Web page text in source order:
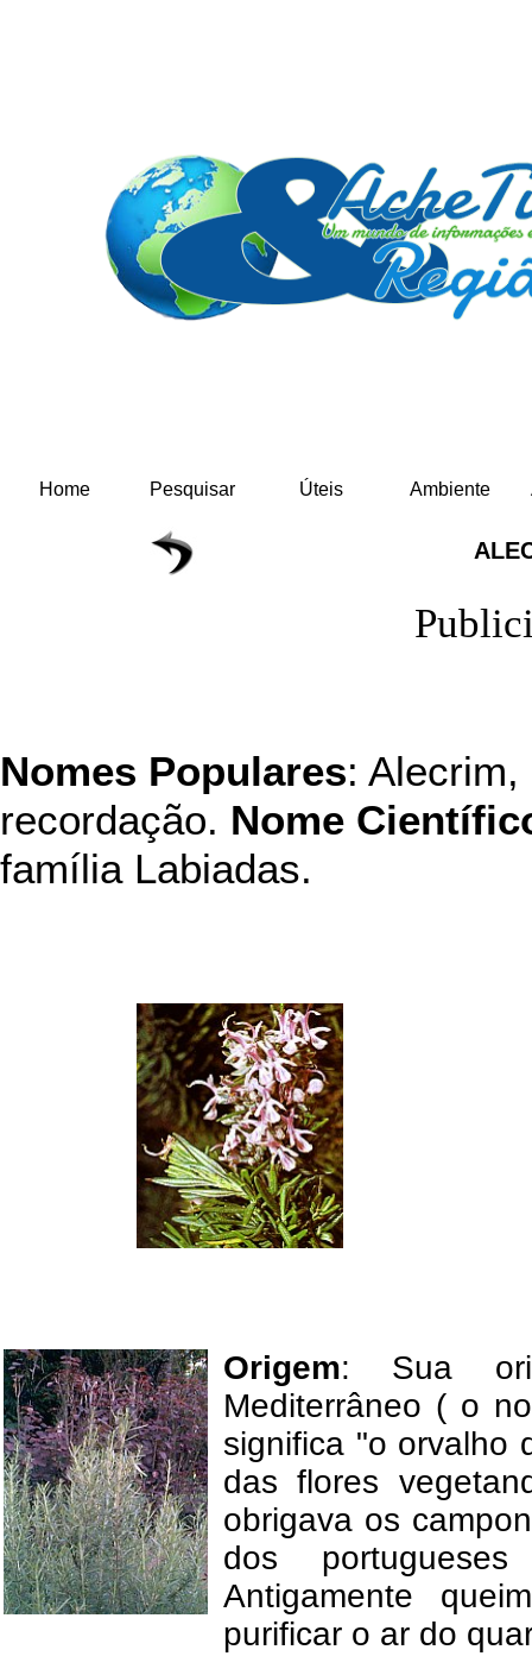
Home Pesquisar Úteis Ambiente
Nomes Populares:
recordação. Nome
família Labiadas.
Origem: Sua
Mediterrâneo ( o
significa "o orvalho
das flores
obrigava os
dos
Antigamente
purificar o ar do